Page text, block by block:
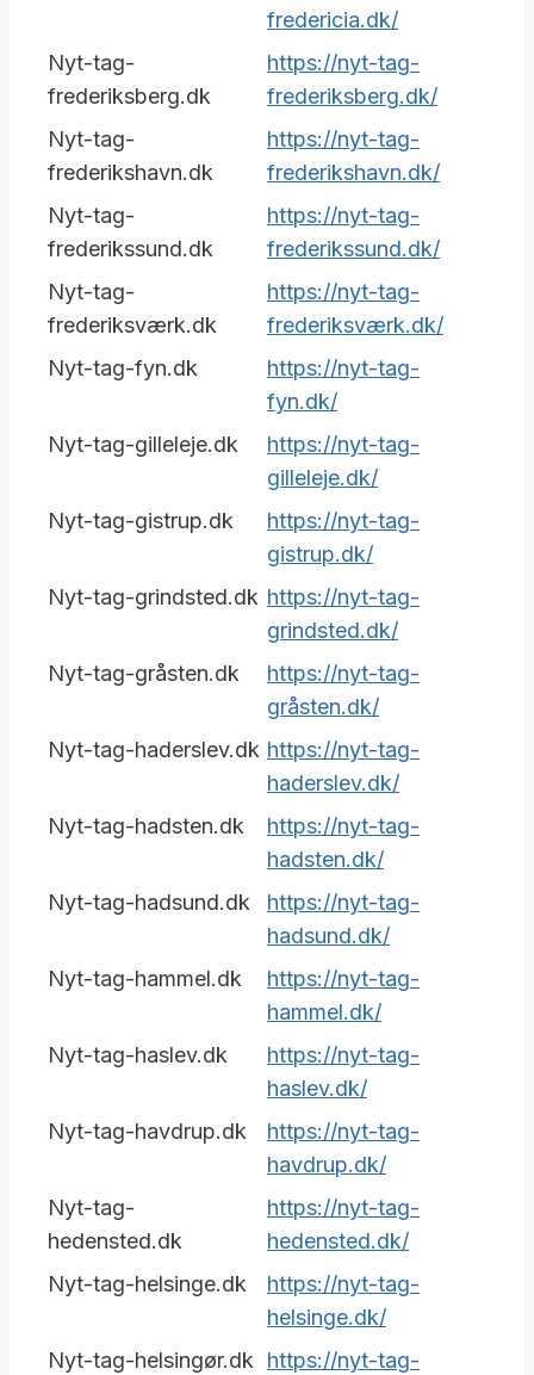
fredericia.dk/
Nyt-tag-
frederiksberg.dk
https://nyt-tag-
frederiksberg.dk/
Nyt-tag-
frederikshavn.dk
https://nyt-tag-
frederikshavn.dk/
Nyt-tag-
frederikssund.dk
https://nyt-tag-
frederikssund.dk/
Nyt-tag-
frederiksværk.dk
https://nyt-tag-
frederiksværk.dk/
Nyt-tag-fyn.dk
https://nyt-tag-
fyn.dk/
Nyt-tag-gilleleje.dk
https://nyt-tag-
gilleleje.dk/
Nyt-tag-gistrup.dk
https://nyt-tag-
gistrup.dk/
Nyt-tag-grindsted.dk https://nyt-tag-
grindsted.dk/
Nyt-tag-gråsten.dk
https://nyt-tag-
gråsten.dk/
Nyt-tag-haderslev.dk https://nyt-tag-
haderslev.dk/
Nyt-tag-hadsten.dk
https://nyt-tag-
hadsten.dk/
Nyt-tag-hadsund.dk
https://nyt-tag-
hadsund.dk/
Nyt-tag-hammel.dk
https://nyt-tag-
hammel.dk/
Nyt-tag-haslev.dk
https://nyt-tag-
haslev.dk/
Nyt-tag-havdrup.dk
https://nyt-tag-
havdrup.dk/
Nyt-tag-
hedensted.dk
https://nyt-tag-
hedensted.dk/
Nyt-tag-helsinge.dk
https://nyt-tag-
helsinge.dk/
Nyt-tag-helsingør.dk
https://nyt-tag-